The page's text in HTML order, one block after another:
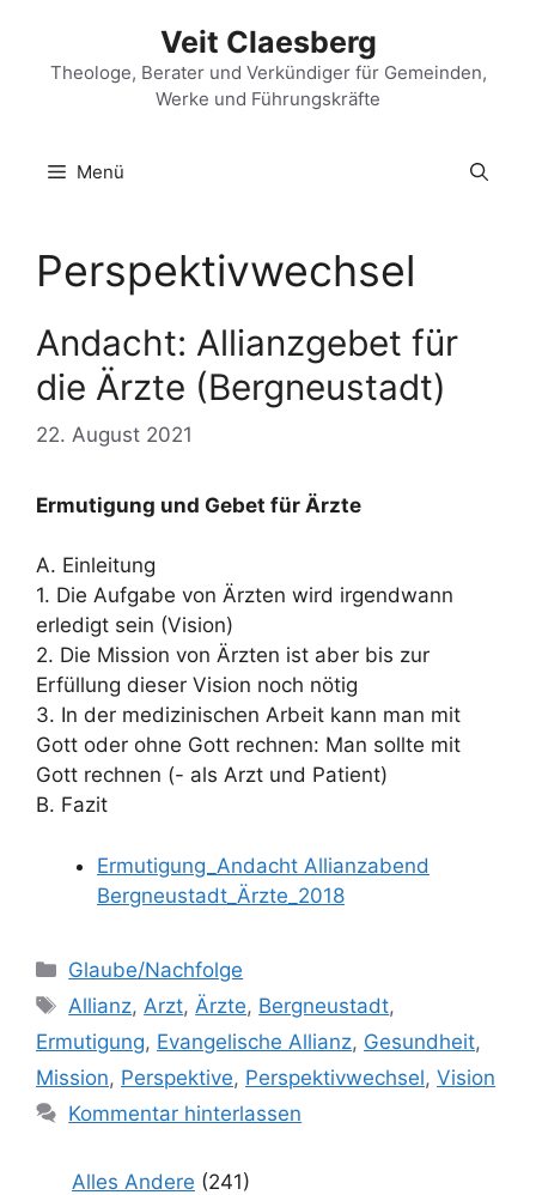
springen
Veit Claesberg
Theologe, Berater und Verkündiger für Gemeinden,
Werke und Führungskräfte
Menü
Perspektivwechsel
Andacht: Allianzgebet für
die Ärzte (Bergneustadt)
22. August 2021
Ermutigung und Gebet für Ärzte
A. Einleitung
1. Die Aufgabe von Ärzten wird irgendwann
erledigt sein (Vision)
2. Die Mission von Ärzten ist aber bis zur
Erfüllung dieser Vision noch nötig
3. In der medizinischen Arbeit kann man mit
Gott oder ohne Gott rechnen: Man sollte mit
Gott rechnen (- als Arzt und Patient)
B. Fazit
Ermutigung_Andacht Allianzabend
Bergneustadt_Ärzte_2018
Kategorien
Glaube/Nachfolge
Schlagwörter
Allianz, Arzt, Ärzte, Bergneustadt,
Ermutigung, Evangelische Allianz, Gesundheit,
Mission, Perspektive, Perspektivwechsel, Vision
Kommentar hinterlassen
Alles Andere (241)